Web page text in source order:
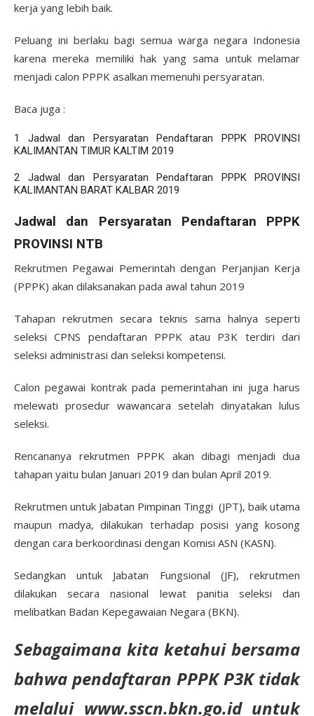
kerja yang lebih baik.
Peluang ini berlaku bagi semua warga negara Indonesia
karena mereka memiliki hak yang sama untuk melamar
menjadi calon PPPK asalkan memenuhi persyaratan.
Baca juga :
1 Jadwal dan Persyaratan Pendaftaran PPPK PROVINSI
KALIMANTAN TIMUR KALTIM 2019
2 Jadwal dan Persyaratan Pendaftaran PPPK PROVINSI
KALIMANTAN BARAT KALBAR 2019
Jadwal dan Persyaratan Pendaftaran PPPK
PROVINSI NTB
Rekrutmen Pegawai Pemerintah dengan Perjanjian Kerja
(PPPK) akan dilaksanakan pada awal tahun 2019
Tahapan rekrutmen secara teknis sama halnya seperti
seleksi CPNS pendaftaran PPPK atau P3K terdiri dari
seleksi administrasi dan seleksi kompetensi.
Calon pegawai kontrak pada pemerintahan ini juga harus
melewati prosedur wawancara setelah dinyatakan lulus
seleksi.
Rencananya rekrutmen PPPK akan dibagi menjadi dua
tahapan yaitu bulan Januari 2019 dan bulan April 2019.
Rekrutmen untuk Jabatan Pimpinan Tinggi (JPT), baik utama
maupun madya, dilakukan terhadap posisi yang kosong
dengan cara berkoordinasi dengan Komisi ASN (KASN).
Sedangkan untuk Jabatan Fungsional (JF), rekrutmen
dilakukan secara nasional lewat panitia seleksi dan
melibatkan Badan Kepegawaian Negara (BKN).
Sebagaimana kita ketahui bersama
bahwa pendaftaran PPPK P3K tidak
melalui www.sscn.bkn.go.id untuk